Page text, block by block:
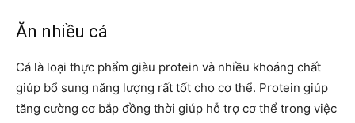
Ăn nhiều cá
Cá là loại thực phẩm giàu protein và nhiều khoáng chất
giúp bổ sung năng lượng rất tốt cho cơ thể. Protein giúp
tăng cường cơ bắp đồng thời giúp hỗ trợ cơ thể trong việc